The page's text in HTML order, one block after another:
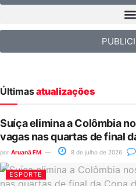
Últimasatualizações
Suíça elimina a Colômbia
vagas nas quartas de final
por Aruanã FM 8 de julho de 2026
ESPORTE